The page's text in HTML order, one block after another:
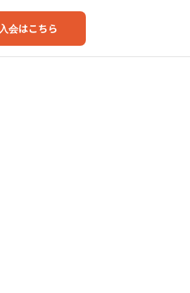
入会はこちら